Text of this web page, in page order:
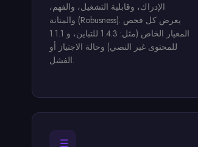
الإدراك، وقابلية التشغيل، والفهم،
والمتانة (Robusness). يعرض كل فحص
المعيار الخاص (مثل: 1.4.3 للتباين، و 1.1.1
للمحتوى غير النصي) وحالة الاجتياز أو
الفشل.